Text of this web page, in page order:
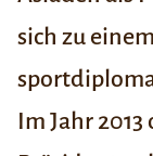
sich zu
Im Jahr